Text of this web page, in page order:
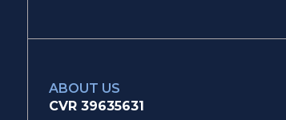
ABOUT US
CVR 39635631